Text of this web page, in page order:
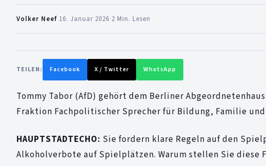
Volker Neef 16. Januar 2026 2 Min. Lesen
TEILEN: Facebook X / Twitter WhatsApp
Tommy Tabor (AfD) gehört dem Berliner
Fraktion Fachpolitischer Sprecher für Bildung, Familie
HAUPTSTADTECHO: Sie fordern klare Regeln auf den
Alkoholverbote auf Spielplätzen. Warum stellen Sie diese